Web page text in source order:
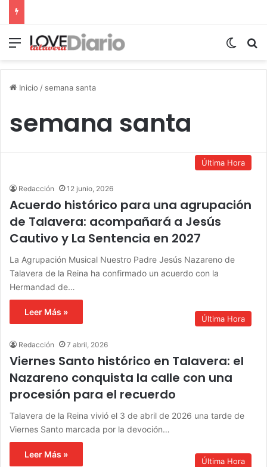
Menú
Inicio / semana santa
semana santa
Última Hora
Redacción 12 junio, 2026
Acuerdo histórico para una agrupación
de Talavera: acompañará a Jesús
Cautivo y La Sentencia en 2027
La Agrupación Musical Nuestro Padre Jesús Nazareno de
Talavera de la Reina ha confirmado un acuerdo con la
Hermandad de…
Leer Más »
Última Hora
Redacción 7 abril, 2026
Viernes Santo histórico en Talavera: el
Nazareno conquista la calle con una
procesión para el recuerdo
Talavera de la Reina vivió el 3 de abril de 2026 una tarde de
Viernes Santo marcada por la devoción…
Leer Más »
Última Hora